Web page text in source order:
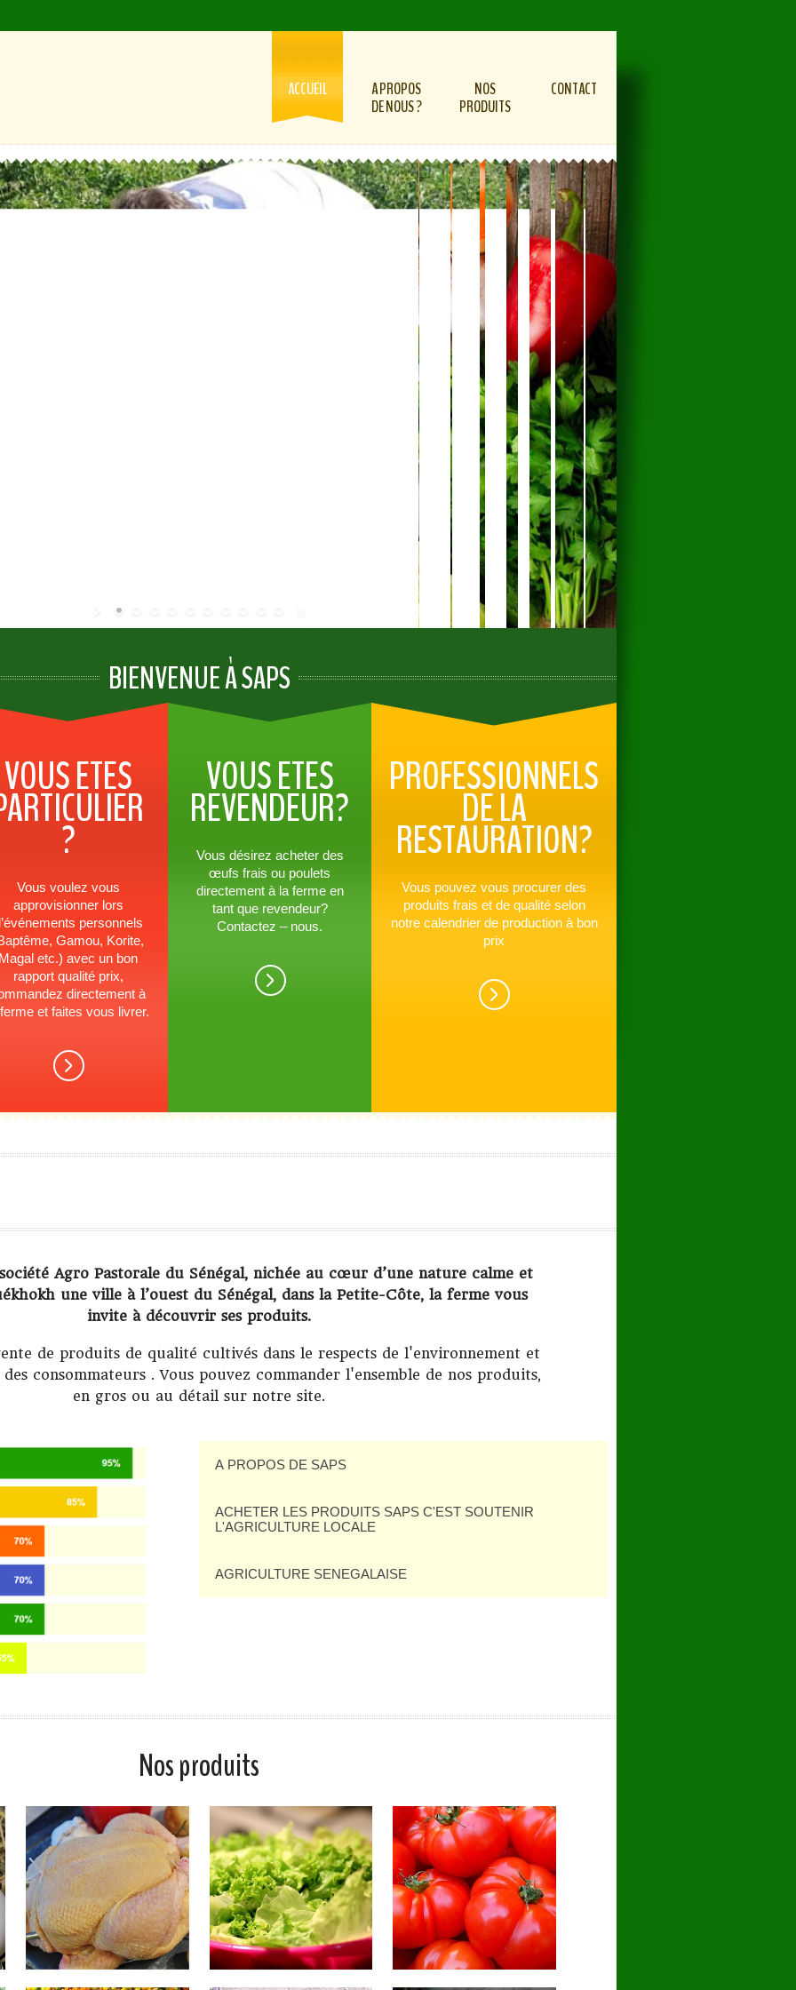
ACCUEIL
A PROPOS
DE NOUS ?
NOS
PRODUITS
CONTACT
BIENVENUE À SAPS
VOUS ETES
?
Vous voulez vous
approvisionner lors
personnels
Gamou, Korite,
etc.) avec un bon
rapport qualité prix,
directement à
et faites vous livrer.
VOUS ETES
REVENDEUR?
Vous désirez acheter des
œufs frais ou poulets
directement à la ferme en
tant que revendeur?
Contactez – nous.
PROFESSIONNELS
DE LA
RESTAURATION?
Vous pouvez vous procurer des
produits frais et de qualité selon
notre calendrier de production à bon
prix
Agro Pastorale du Sénégal, nichée au cœur d’une nature calme et
une ville à l’ouest du Sénégal, dans la Petite-Côte, la ferme vous
invite à découvrir ses produits.
de produits de qualité cultivés dans le respects de l'environnement et
consommateurs . Vous pouvez commander l'ensemble de nos produits,
en gros ou au détail sur notre site.
A PROPOS DE SAPS
ACHETER LES PRODUITS SAPS C'EST SOUTENIR
L'AGRICULTURE LOCALE
AGRICULTURE SENEGALAISE
Nos produits